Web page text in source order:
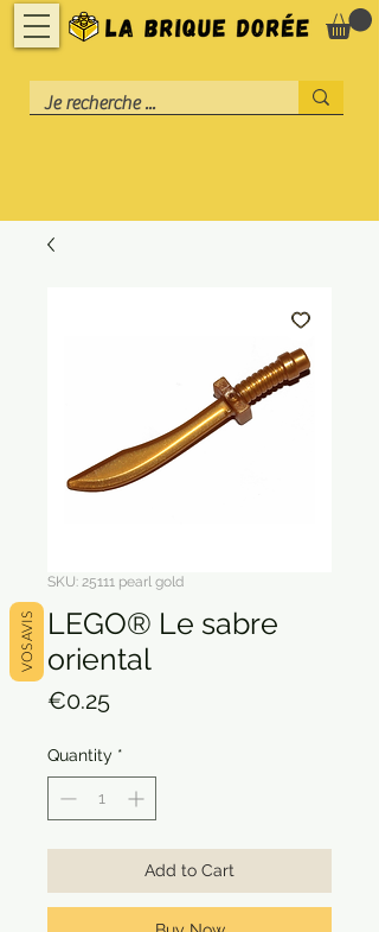
SKU: 25111 pearl gold
LEGO® Le sabre
oriental
€0.25Price
Quantity *
Add to Cart
VOS AVIS